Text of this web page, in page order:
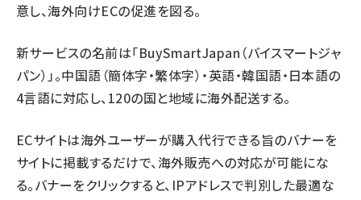
意し、海外向けECの促進を図る。
新サービスの名前は「BuySmartJapan（バイスマートジャ
パン）」。中国語（簡体字・繁体字）・英語・韓国語・日本語の
4言語に対応し、120の国と地域に海外配送する。
ECサイトは海外ユーザーが購入代行できる旨のバナーを
サイトに掲載するだけで、海外販売への対応が可能にな
る。バナーをクリックすると、IPアドレスで判別した最適な